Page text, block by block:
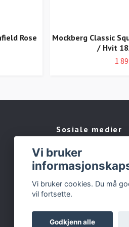
Rose
Mockberg Classic
/ Hvit
1
Sosiale medier
Facebook
Instagram
Vi bruker
Vi bruker cookies. Du må
vil fortsette.
Godkjenn alle